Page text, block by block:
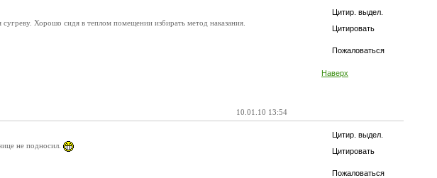
Цитир. выдел.
Цитировать
Пожаловаться
Наверх
Хорошо сидя в теплом помещении избирать метод наказания.
10.01.10 13:54
Цитир. выдел.
Цитировать
Пожаловаться
не подносил.